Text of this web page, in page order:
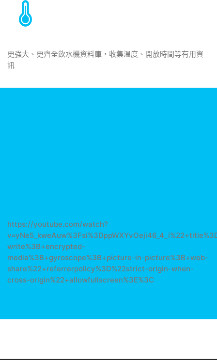
更強大、更齊全飲水機資料庫，收集溫度、開放時間等有用資
訊
https://youtube.com/watch?
write%3B+encrypted-
media%3B+gyroscope%3B+picture-in-picture%3B+web-
share%22+referrerpolicy%3D%22strict-origin-when-
cross-origin%22+allowfullscreen%3E%3C